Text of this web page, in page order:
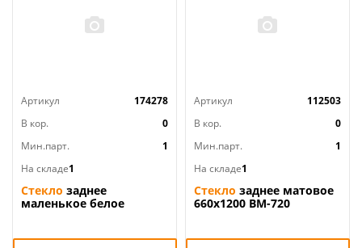
Артикул
174278
В кор.
0
Мин.парт.
1
На складе1
Стекло заднее
маленькое белое
Артикул
112503
В кор.
0
Мин.парт.
1
На складе1
Стекло заднее матовое
660х1200 ВМ-720